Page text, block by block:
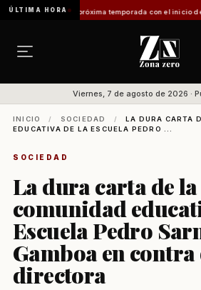
ÚLTIMA HORA
su próxima temporada con el inicio de Enprotur
Viernes, 7 de agosto de 2026 ·
INICIO / SOCIEDAD /
LA DURA CARTA
EDUCATIVA DE LA ESCUELA PEDRO ...
SOCIEDAD
La dura carta de la
comunidad
Escuela Pedro
Gamboa en contra
directora